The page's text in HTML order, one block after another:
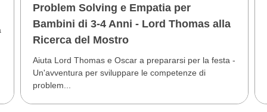
Problem Solving e Empatia per
Bambini di 3-4 Anni - Lord Thomas alla
Ricerca del Mostro
Aiuta Lord Thomas e Oscar a prepararsi per la festa -
Un'avventura per sviluppare le competenze di
problem...